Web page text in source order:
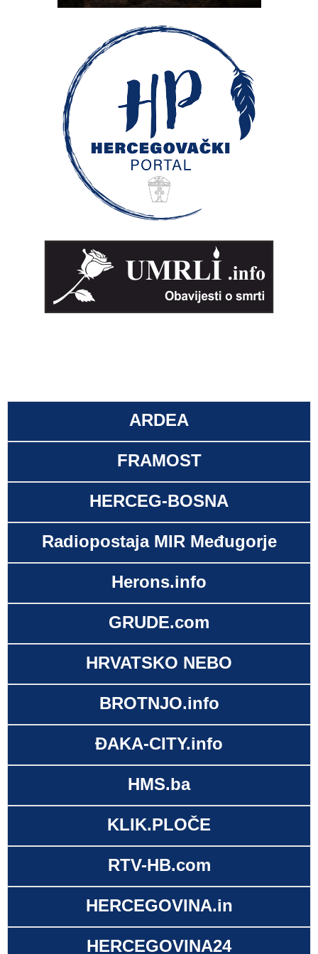
ARDEA
FRAMOST
HERCEG-BOSNA
Radiopostaja MIR Međugorje
Herons.info
GRUDE.com
HRVATSKO NEBO
BROTNJO.info
ĐAKA-CITY.info
HMS.ba
KLIK.PLOČE
RTV-HB.com
HERCEGOVINA.in
HERCEGOVINA24